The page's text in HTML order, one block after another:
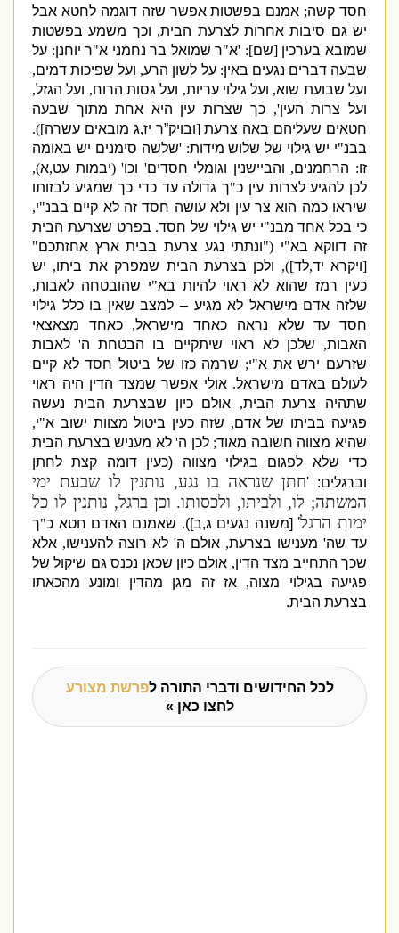
חסד קשה;אמנם בפשטות אפשר שזה דוגמה לחטא אבל
יש גם סיבות אחרות לצרעת הבית,וכך משמע בפשטות
שמובא בערכין[שם]: 'א "ר שמואל בר נחמני א "ר יוחנן:על
שבעה דברים נגעים באין:על לשון הרע,ועל שפיכות דמים,
ועל שבועת שוא,ועל גילוי עריות,ועל גסות הרוח,ועל הגזל,
ועל צרות העין',כך שצרות עין היא אחת מתוך שבעה
חטאים שעליהם באה צרעת[ובויק”ר יז, ג מובאים עשרה]).
בבנ"י יש גילוי של שלוש מידות: 'שלשה סימנים יש באומה
:הרחמנים,והביישנין וגומלי חסדים'וכו ' (יבמות עט,א),
לכן להגיע לצרות עין כ" ך גדולה עד כדי כך שמגיע לבזותו
שיראו כמה הוא צר עין ולא עושה חסד זה לא קיים בבנ"י,
כי בכל אחד מבנ"י יש גילוי של חסד.בפרט שצרעת הבית
זה דווקא בא"י(" ונתתי נגע צרעת בבית ארץ אחזתכם"
ויקרא יד ,לד]),ולכן בצרעת הבית שמפרק את ביתו,יש
כעין רמז שהוא לא ראוי להיות בא"י שהובטחה לאבות,
שלזה אדם מישראל לא מגיע – למצב שאין בו כלל גילוי
חסד עד שלא נראה כאחד מישראל,כאחד מצאצאי
האבות,שלכן לא ראוי שיתקיים בו הבטחת ה 'לאבות
שזרעם ירש את א "י;שרמה כזו של ביטול חסד לא קיים
לעולם באדם מישראל.אולי אפשר שמצד הדין היה ראוי
שתהיה צרעת הבית,אולם כיון שבצרעת הבית נעשה
פגיעה בביתו של אדם,שזה כעין ביטול מצוות ישוב א "י,
שהיא מצווה חשובה מאוד;לכן ה 'לא מעניש בצרעת הבית
כדי שלא לפגום בגילוי מצווה (כעין דומה קצת לחתן
וברגלים: 'חתן שנראה בו נגע, נותנין לו שבעת ימי
המשתה; לו, ולביתו, ולכסותו.וכן ברגל, נותנין לו כל
ימות הרגל'[משנה נגעים ג,ב]).שאמנם האדם חטא כ" ך
עד שה'מענישו בצרעת,אולם ה 'לא רוצה להענישו,אלא
שכך התחייב מצד הדין,אולם כיון שכאן נכנס גם שיקול של
פגיעה בגילוי מצוה,אז זה מגן מהדין ומונע מהכאתו
בצרעת הבית.
לכל החידושים ודברי התורה לפרשת מצורע
לחצו כאן »